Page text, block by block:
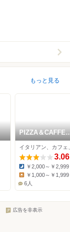
もっと見る
PIZZA＆CAFFE
FAMILIA
イタリアン、カフェ
3.06
Dinner:
￥2,000～￥2,999
Lunch:
￥1,000～￥1,999
6人
広告を非表示